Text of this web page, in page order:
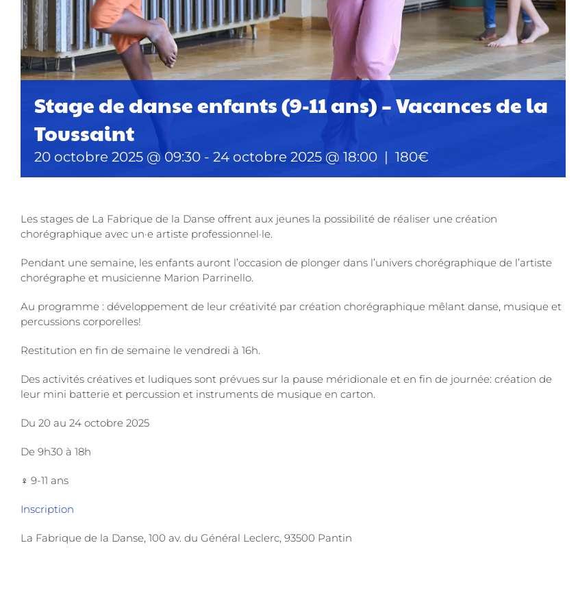
Stage de danse enfants (9-11 ans) – Vacances de la
Toussaint
20 octobre 2025 @ 09:30 - 24 octobre 2025 @ 18:00 | 180€
Les stages de La Fabrique de la Danse offrent aux jeunes la possibilité de réaliser une création
chorégraphique avec un·e artiste professionnel·le.
Pendant une semaine, les enfants auront l’occasion de plonger dans l’univers chorégraphique de l’artiste
chorégraphe et musicienne Marion Parrinello.
Au programme : développement de leur créativité par création chorégraphique mêlant danse, musique et
percussions corporelles!
Restitution en fin de semaine le vendredi à 16h.
Des activités créatives et ludiques sont prévues sur la pause méridionale et en fin de journée: création de
leur mini batterie et percussion et instruments de musique en carton.
Du 20 au 24 octobre 2025
De 9h30 à 18h
‍♀️ 9-11 ans
Inscription
La Fabrique de la Danse, 100 av. du Général Leclerc, 93500 Pantin